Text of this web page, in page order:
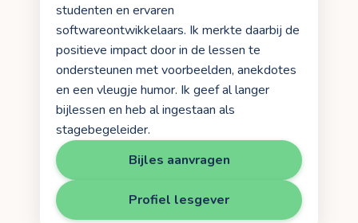
studenten en ervaren
softwareontwikkelaars. Ik merkte daarbij de
positieve impact door in de lessen te
ondersteunen met voorbeelden, anekdotes
en een vleugje humor. Ik geef al langer
bijlessen en heb al ingestaan als
stagebegeleider.
Bijles aanvragen
Profiel lesgever